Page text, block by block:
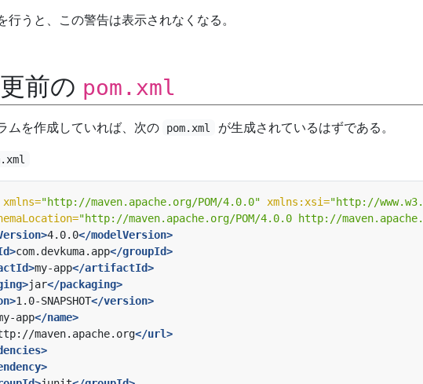
行うと、この警告は表示されなくなる。
前の pom.xml
ムを作成していれば、次の pom.xml が生成されているはずである。
xmlns="http://maven.apache.org/POM/4.0.0" xmlns:xsi="http://
"http://maven.apache.org/POM/4.0.0 http://
4.0.0</modelVersion>
com.devkuma.app</groupId>
my-app</artifactId>
jar</packaging>
1.0-SNAPSHOT</version>
app</name>
maven.apache.org</url>